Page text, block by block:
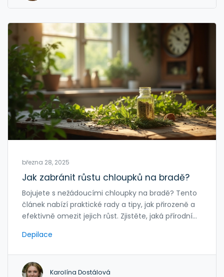
března 28, 2025
Jak zabránit růstu chloupků na bradě?
Bojujete s nežádoucími chloupky na bradě? Tento
článek nabízí praktické rady a tipy, jak přirozeně a
efektivně omezit jejich růst. Zjistěte, jaká přírodní
obrátit se na odborníka. Dozvíte se také, jaký vliv
Depilace
Karolína Dostálová